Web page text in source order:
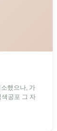
했으나, 가
공포 그 자